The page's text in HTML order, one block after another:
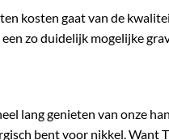
kosten gaat van de
zo duidelijk mogelijke
lang genieten van onze
bent voor nikkel. Want